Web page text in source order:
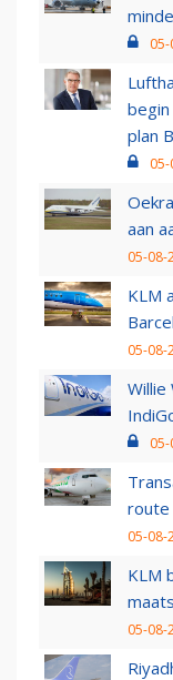
plan B
aan
05-08-
KLM
05-08-
route
05-08-
KLM
05-08-